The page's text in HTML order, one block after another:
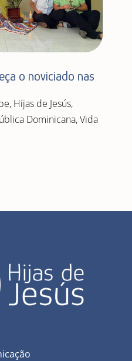
o noviciado nas
, Hijas de Jesús,
Dominicana,Vida